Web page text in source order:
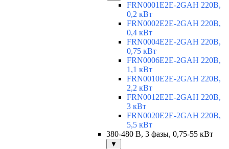
FRN0001E2E-2GAH 220В,
0,2 кВт
FRN0002E2E-2GAH 220В,
0,4 кВт
FRN0004E2E-2GAH 220В,
0,75 кВт
FRN0006E2E-2GAH 220В,
1,1 кВт
FRN0010E2E-2GAH 220В,
2,2 кВт
FRN0012E2E-2GAH 220В,
3 кВт
FRN0020E2E-2GAH 220В,
5,5 кВт
380-480 В, 3 фазы, 0,75-55 кВт
▼